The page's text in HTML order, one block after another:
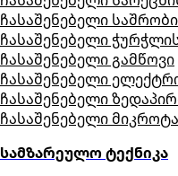
ჩასაშენებელი
ჩასაშენებელი
ჩასაშენებელი გამწოვი
ჩასაშენებელი
ჩასაშენებელი
ჩასაშენებელი
სამზარეულო ტექნიკა